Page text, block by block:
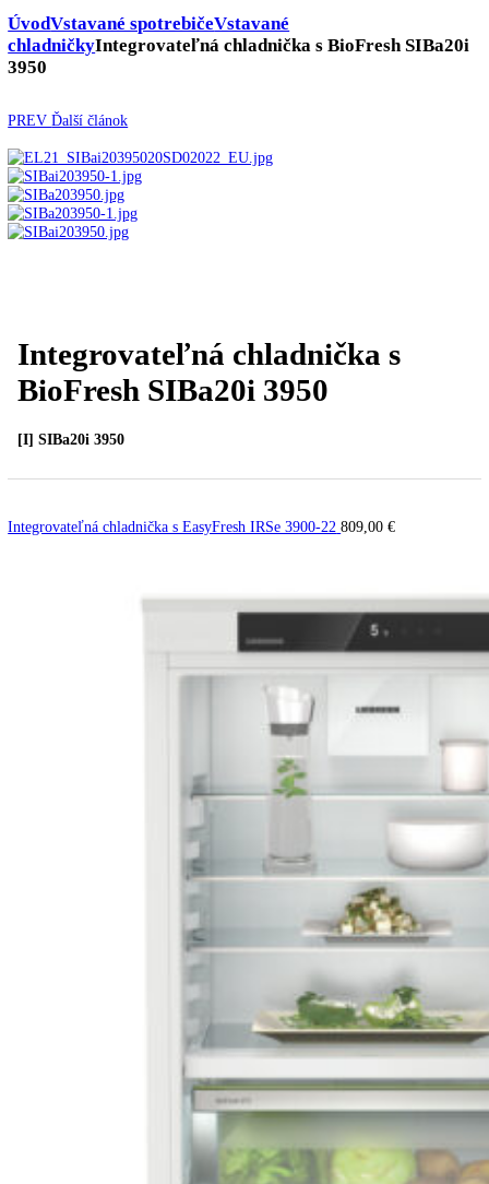
Truhlicové -45 °C
Ultra nízka teplota -86 °C
Skladovanie výbušných látok
Kávy
Uncategorized
ÚvodVstavané spotrebiče
PREV
Integrovateľná chladnička s
BioFresh SIBa20i 3950
Integrovateľná chladnička s EasyFresh IRSe 3900-22 809,00€